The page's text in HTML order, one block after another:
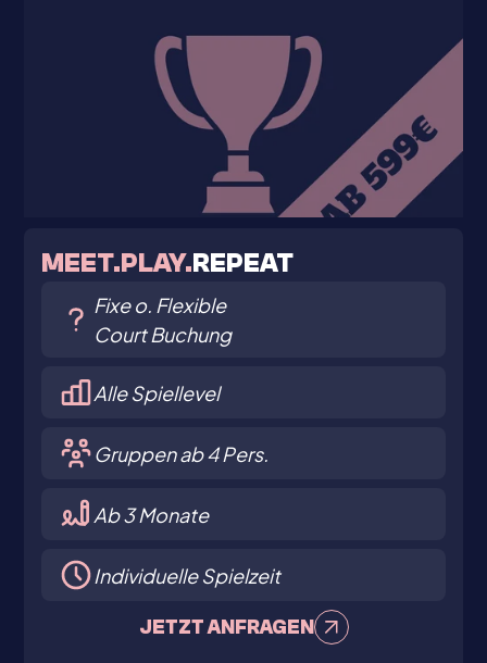
MEET.PLAY. REPEAT
Fixe o. Flexible
Court Buchung
Alle Spiellevel
Gruppen ab 4 Pers.
Ab 3 Monate
Individuelle Spielzeit
JETZT ANFRAGEN